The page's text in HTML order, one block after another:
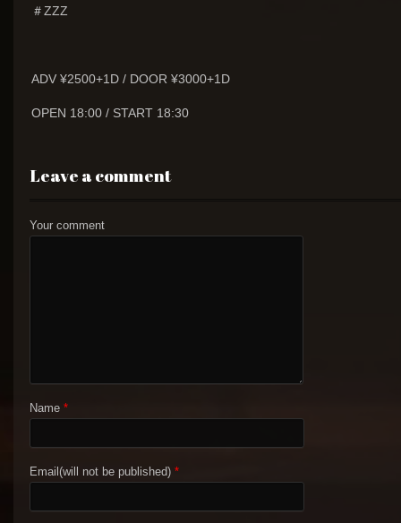
＃ZZZ
ADV ¥2500+1D / DOOR ¥3000+1D
OPEN 18:00 / START 18:30
Leave a comment
Your comment
Name *
Email(will not be published) *